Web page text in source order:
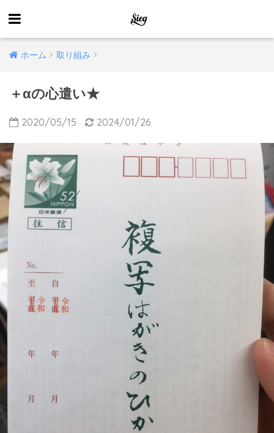
ホーム 取り組み
＋αの心遣い★
2020/05/15 2024/01/26